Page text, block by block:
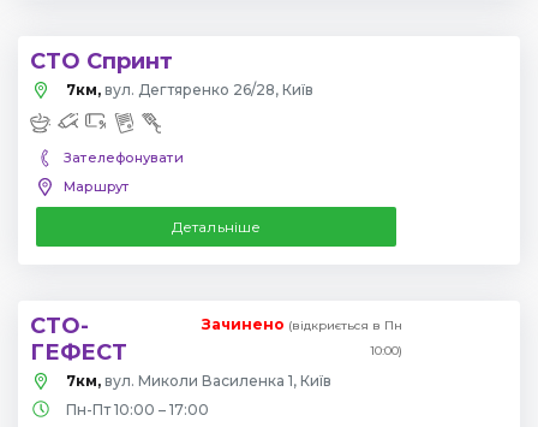
СТО Спринт
7км, вул. Дегтяренко 26/28, Київ
Зателефонувати
Маршрут
Детальніше
СТО-
ГЕФЕСТ
Зачинено (відкриється в Пн
10:00)
7км, вул. Миколи Василенка 1, Київ
Пн-Пт 10:00 – 17:00